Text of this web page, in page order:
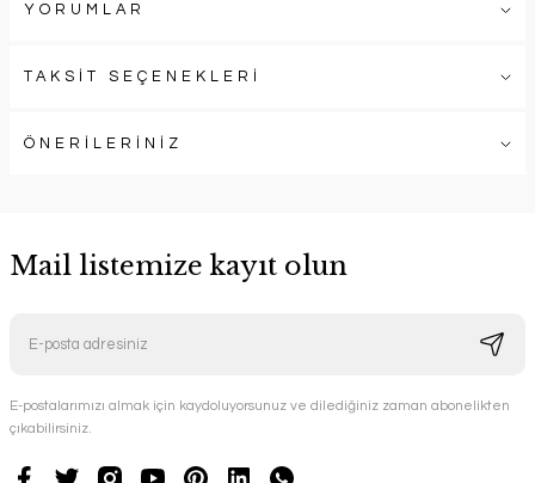
YORUMLAR
TAKSİT SEÇENEKLERİ
ÖNERİLERİNİZ
Mail listemize kayıt olun
E-postalarımızı almak için kaydoluyorsunuz ve dilediğiniz zaman abonelikten
çıkabilirsiniz.